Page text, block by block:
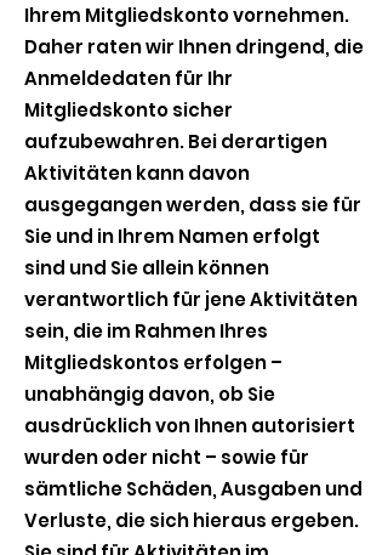
Ihrem Mitgliedskonto vornehmen.
Daher raten wir Ihnen dringend, die
Anmeldedaten für Ihr
Mitgliedskonto sicher
aufzubewahren. Bei derartigen
Aktivitäten kann davon
ausgegangen werden, dass sie für
Sie und in Ihrem Namen erfolgt
sind und Sie allein können
verantwortlich für jene Aktivitäten
sein, die im Rahmen Ihres
Mitgliedskontos erfolgen –
unabhängig davon, ob Sie
ausdrücklich von Ihnen autorisiert
wurden oder nicht – sowie für
sämtliche Schäden, Ausgaben und
Verluste, die sich hieraus ergeben.